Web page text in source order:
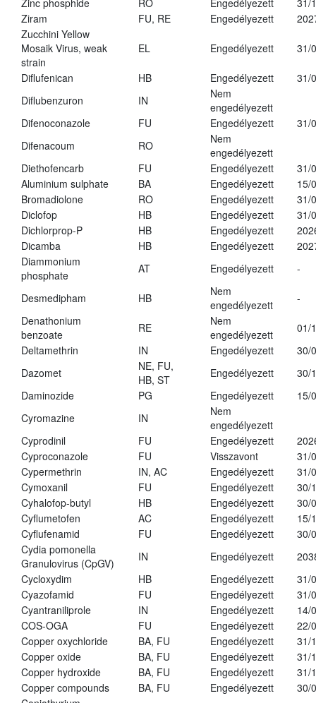
Zinc phosphide
RO Engedélyezett
31/
Ziram
FU, RE Engedélyezett
Zucchini Yellow
Mosaik Virus, weak
strain
EL Engedélyezett 31/
Diflufenican HB Engedélyezett
31/
Diflubenzuron
IN
Nem
engedélyezett
Difenoconazole
FU Engedélyezett
31/
Difenacoum
RO
Nem
engedélyezett
Diethofencarb
FU Engedélyezett
31/
Aluminium sulphate
BA Engedélyezett
15/
Bromadiolone
RO Engedélyezett
31/
Diclofop
HB Engedélyezett
31/
Dichlorprop-P
HB Engedélyezett
Dicamba
HB Engedélyezett
Diammonium
phosphate
AT Engedélyezett -
Desmedipham HB
Nem
engedélyezett
-
Denathonium
benzoate
RE
Nem
engedélyezett
01/
Deltamethrin
IN Engedélyezett
30/
Dazomet
NE, FU,
HB, ST
Engedélyezett
30/
Daminozide
PG Engedélyezett
15/
Cyromazine
IN
Nem
engedélyezett
Cyprodinil
FU Engedélyezett
Cyproconazole
FU Visszavont
31/
Cypermethrin
IN, AC Engedélyezett
31/
Cymoxanil
FU Engedélyezett
30/
Cyhalofop-butyl
HB Engedélyezett
30/
Cyflumetofen
AC Engedélyezett
15/
Cyflufenamid
FU Engedélyezett
30/
Cydia pomonella
Granulovirus (CpGV)
IN Engedélyezett
Cycloxydim
HB Engedélyezett
31/
Cyazofamid
FU Engedélyezett
31/
Cyantraniliprole
IN Engedélyezett
14/
COS-OGA
FU Engedélyezett
22/
Copper oxychloride
BA, FU Engedélyezett
31/
Copper oxide
BA, FU Engedélyezett
31/
Copper hydroxide
BA, FU Engedélyezett
31/
Copper compounds
BA, FU Engedélyezett
30/